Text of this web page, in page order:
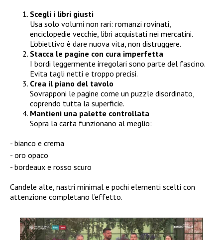
Scegli i libri giusti
Usa solo volumi non rari: romanzi rovinati,
enciclopedie vecchie, libri acquistati nei mercatini.
L’obiettivo è dare nuova vita, non distruggere.
Stacca le pagine con cura imperfetta
I bordi leggermente irregolari sono parte del fascino.
Evita tagli netti e troppo precisi.
Crea il piano del tavolo
Sovrapponi le pagine come un puzzle disordinato,
coprendo tutta la superficie.
Mantieni una palette controllata
Sopra la carta funzionano al meglio:
bianco e crema
oro opaco
bordeaux e rosso scuro
Candele alte, nastri minimal e pochi elementi scelti con
attenzione completano l’effetto.